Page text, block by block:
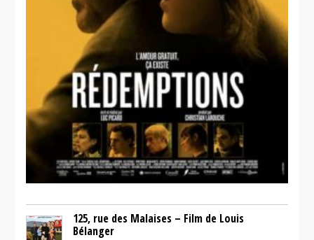
125, rue des Malaises – Film de Louis
Bélanger